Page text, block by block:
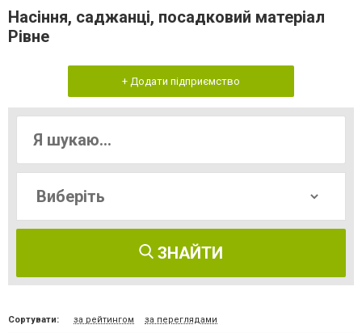
Насіння, саджанці, посадковий матеріал
Рівне
+ Додати підприємство
ЗНАЙТИ
Сортувати: за рейтингом за переглядами